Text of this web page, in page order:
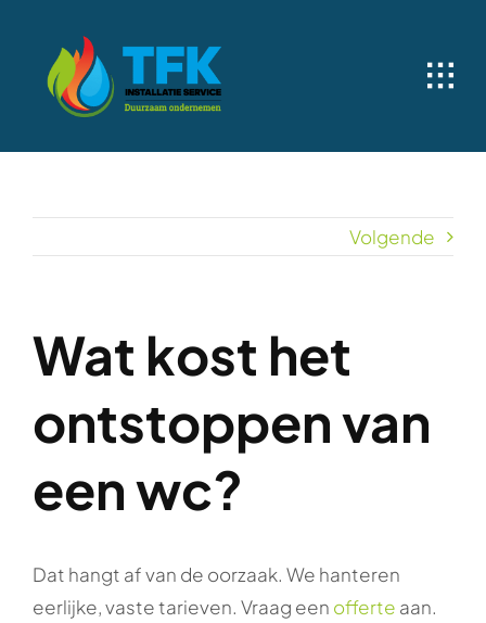
inhoud
Volgende
Wat kost het
ontstoppen van
een wc?
Dat hangt af van de oorzaak. We hanteren
eerlijke, vaste tarieven. Vraag een offerte aan.